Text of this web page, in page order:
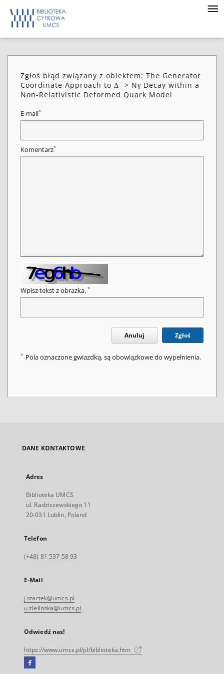
Zgłoś błąd związany z obiektem: The Generator
Coordinate Approach to Δ -> Nγ Decay within a
Non-Relativistic Deformed Quark Model
E-mail*
Komentarz*
Wpisz tekst z obrazka. *
Anuluj Zgłoś
* Pola oznaczone gwiazdką, są obowiązkowe do wypełnienia.
DANE KONTAKTOWE
Adres
Biblioteka UMCS
ul. Radziszewskiego 11
20-031 Lublin, Poland
Telefon
(+48) 81 537 58 93
E-Mail
j.startek@umcs.pl
u.zielinska@umcs.pl
Odwiedź nas!
https://www.umcs.pl/pl/biblioteka.htm
Facebook